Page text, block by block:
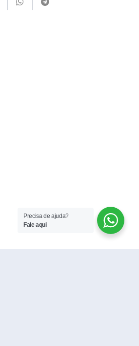
Precisa de ajuda?
Fale aqui